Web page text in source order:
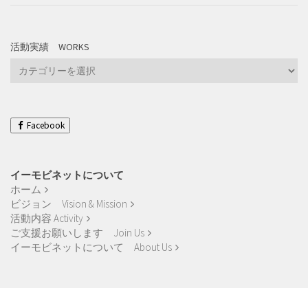
活動実績 WORKS
動
WorksFacebook
イーモビネットについて
ホーム
ビジョン Vision & Mission
活動内容 Activity
ご支援お願いします Join Us
イーモビネットについて About Us